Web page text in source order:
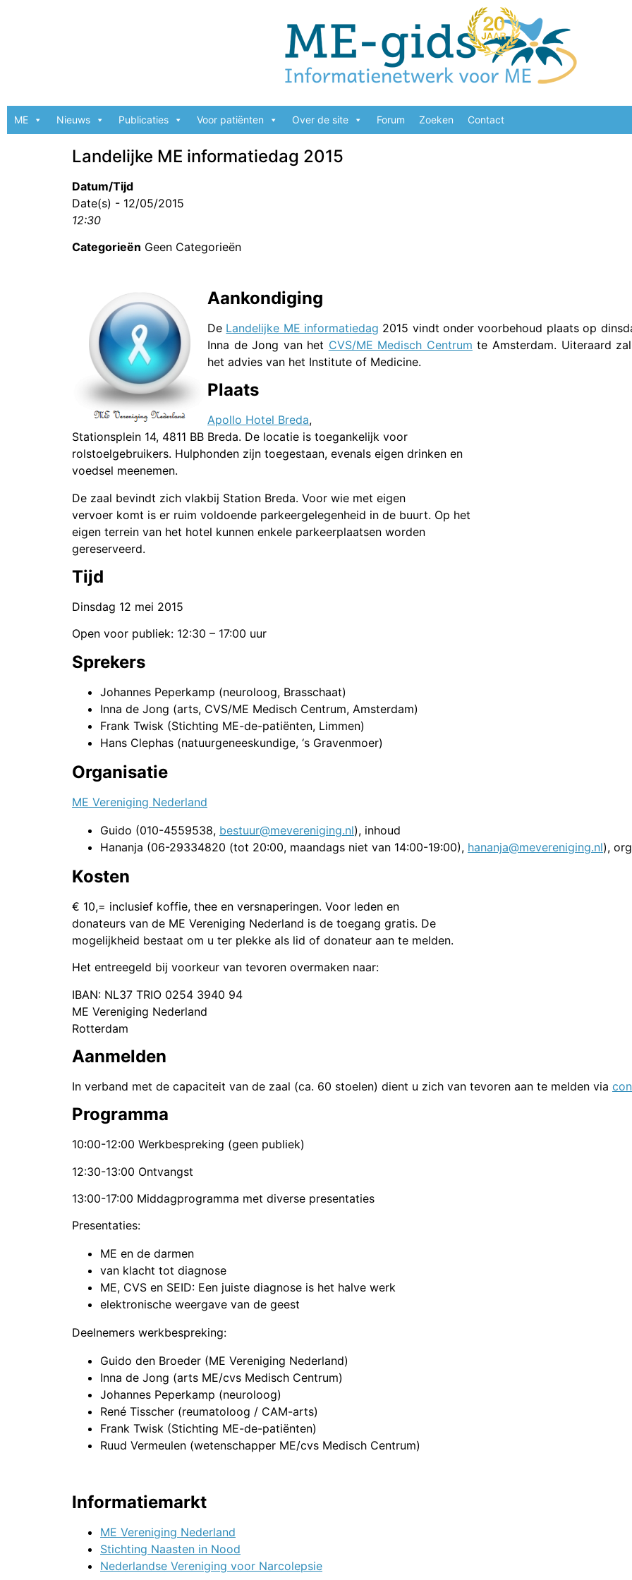
ME Nieuws Publicaties Voor patiënten Over de site Forum Zoeken Contact
Landelijke ME informatiedag 2015
Datum/Tijd
Date(s) - 12/05/2015
12:30
Categorieën Geen Categorieën
Aankondiging
De Landelijke ME informatiedag 2015 vindt onder voorbehoud plaats op
Inna de Jong van het CVS/ME Medisch Centrum te Amsterdam. Uiteraard
het advies van het Institute of Medicine.
Plaats
Apollo Hotel Breda,
Stationsplein 14, 4811 BB Breda. De locatie is toegankelijk voor
rolstoelgebruikers. Hulphonden zijn toegestaan, evenals eigen drinken en
voedsel meenemen.
De zaal bevindt zich vlakbij Station Breda. Voor wie met eigen
vervoer komt is er ruim voldoende parkeergelegenheid in de buurt. Op het
eigen terrein van het hotel kunnen enkele parkeerplaatsen worden
gereserveerd.
Tijd
Dinsdag 12 mei 2015
Open voor publiek: 12:30 – 17:00 uur
Sprekers
Johannes Peperkamp (neuroloog, Brasschaat)
Inna de Jong (arts, CVS/ME Medisch Centrum, Amsterdam)
Frank Twisk (Stichting ME-de-patiënten, Limmen)
Hans Clephas (natuurgeneeskundige, ‘s Gravenmoer)
Organisatie
ME Vereniging Nederland
Guido (010-4559538, bestuur@mevereniging.nl), inhoud
Hananja (06-29334820 (tot 20:00, maandags niet van 14:00-19:00), hananja@mevereniging.nl),
Kosten
€ 10,= inclusief koffie, thee en versnaperingen. Voor leden en
donateurs van de ME Vereniging Nederland is de toegang gratis. De
mogelijkheid bestaat om u ter plekke als lid of donateur aan te melden.
Het entreegeld bij voorkeur van tevoren overmaken naar:
IBAN: NL37 TRIO 0254 3940 94
ME Vereniging Nederland
Rotterdam
Aanmelden
In verband met de capaciteit van de zaal (ca. 60 stoelen) dient u zich van tevoren aan te melden via
Programma
10:00-12:00 Werkbespreking (geen publiek)
12:30-13:00 Ontvangst
13:00-17:00 Middagprogramma met diverse presentaties
Presentaties:
ME en de darmen
van klacht tot diagnose
ME, CVS en SEID: Een juiste diagnose is het halve werk
elektronische weergave van de geest
Deelnemers werkbespreking:
Guido den Broeder (ME Vereniging Nederland)
Inna de Jong (arts ME/cvs Medisch Centrum)
Johannes Peperkamp (neuroloog)
René Tisscher (reumatoloog / CAM-arts)
Frank Twisk (Stichting ME-de-patiënten)
Ruud Vermeulen (wetenschapper ME/cvs Medisch Centrum)
Informatiemarkt
ME Vereniging Nederland
Stichting Naasten in Nood
Nederlandse Vereniging voor Narcolepsie